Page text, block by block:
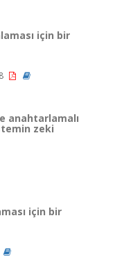
için bir
anahtarlamalı
zeki
için bir